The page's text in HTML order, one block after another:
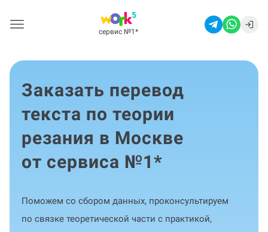
сервис №1 *
Заказать перевод
текста по теории
резания в Москве
от сервиса №1*
Поможем со сбором данных, проконсультируем
по связке теоретической части с практикой,